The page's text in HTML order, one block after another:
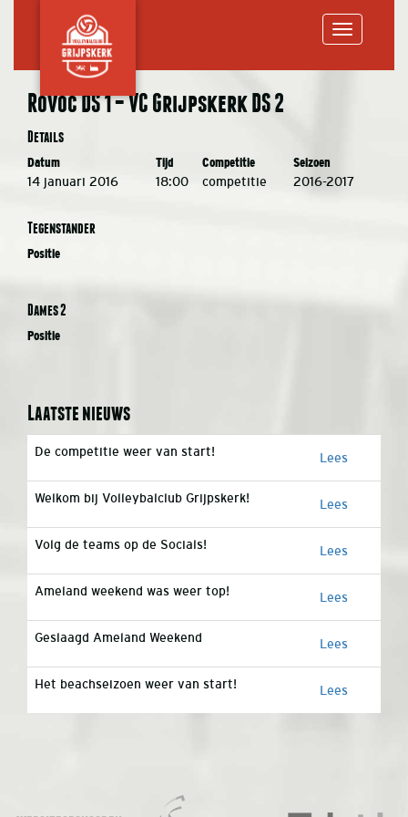
Rovoc DS 1 – VC Grijpskerk DS 2
Details
Datum Tijd Competitie Seizoen
14 januari 2016 18:00 competitie 2016-2017
Tegenstander
Positie
Dames 2
Positie
Laatste nieuws
De competitie weer van start! Lees
Welkom bij Volleybalclub Grijpskerk! Lees
Volg de teams op de Socials! Lees
Ameland weekend was weer top! Lees
Geslaagd Ameland Weekend Lees
Het beachseizoen weer van start! Lees